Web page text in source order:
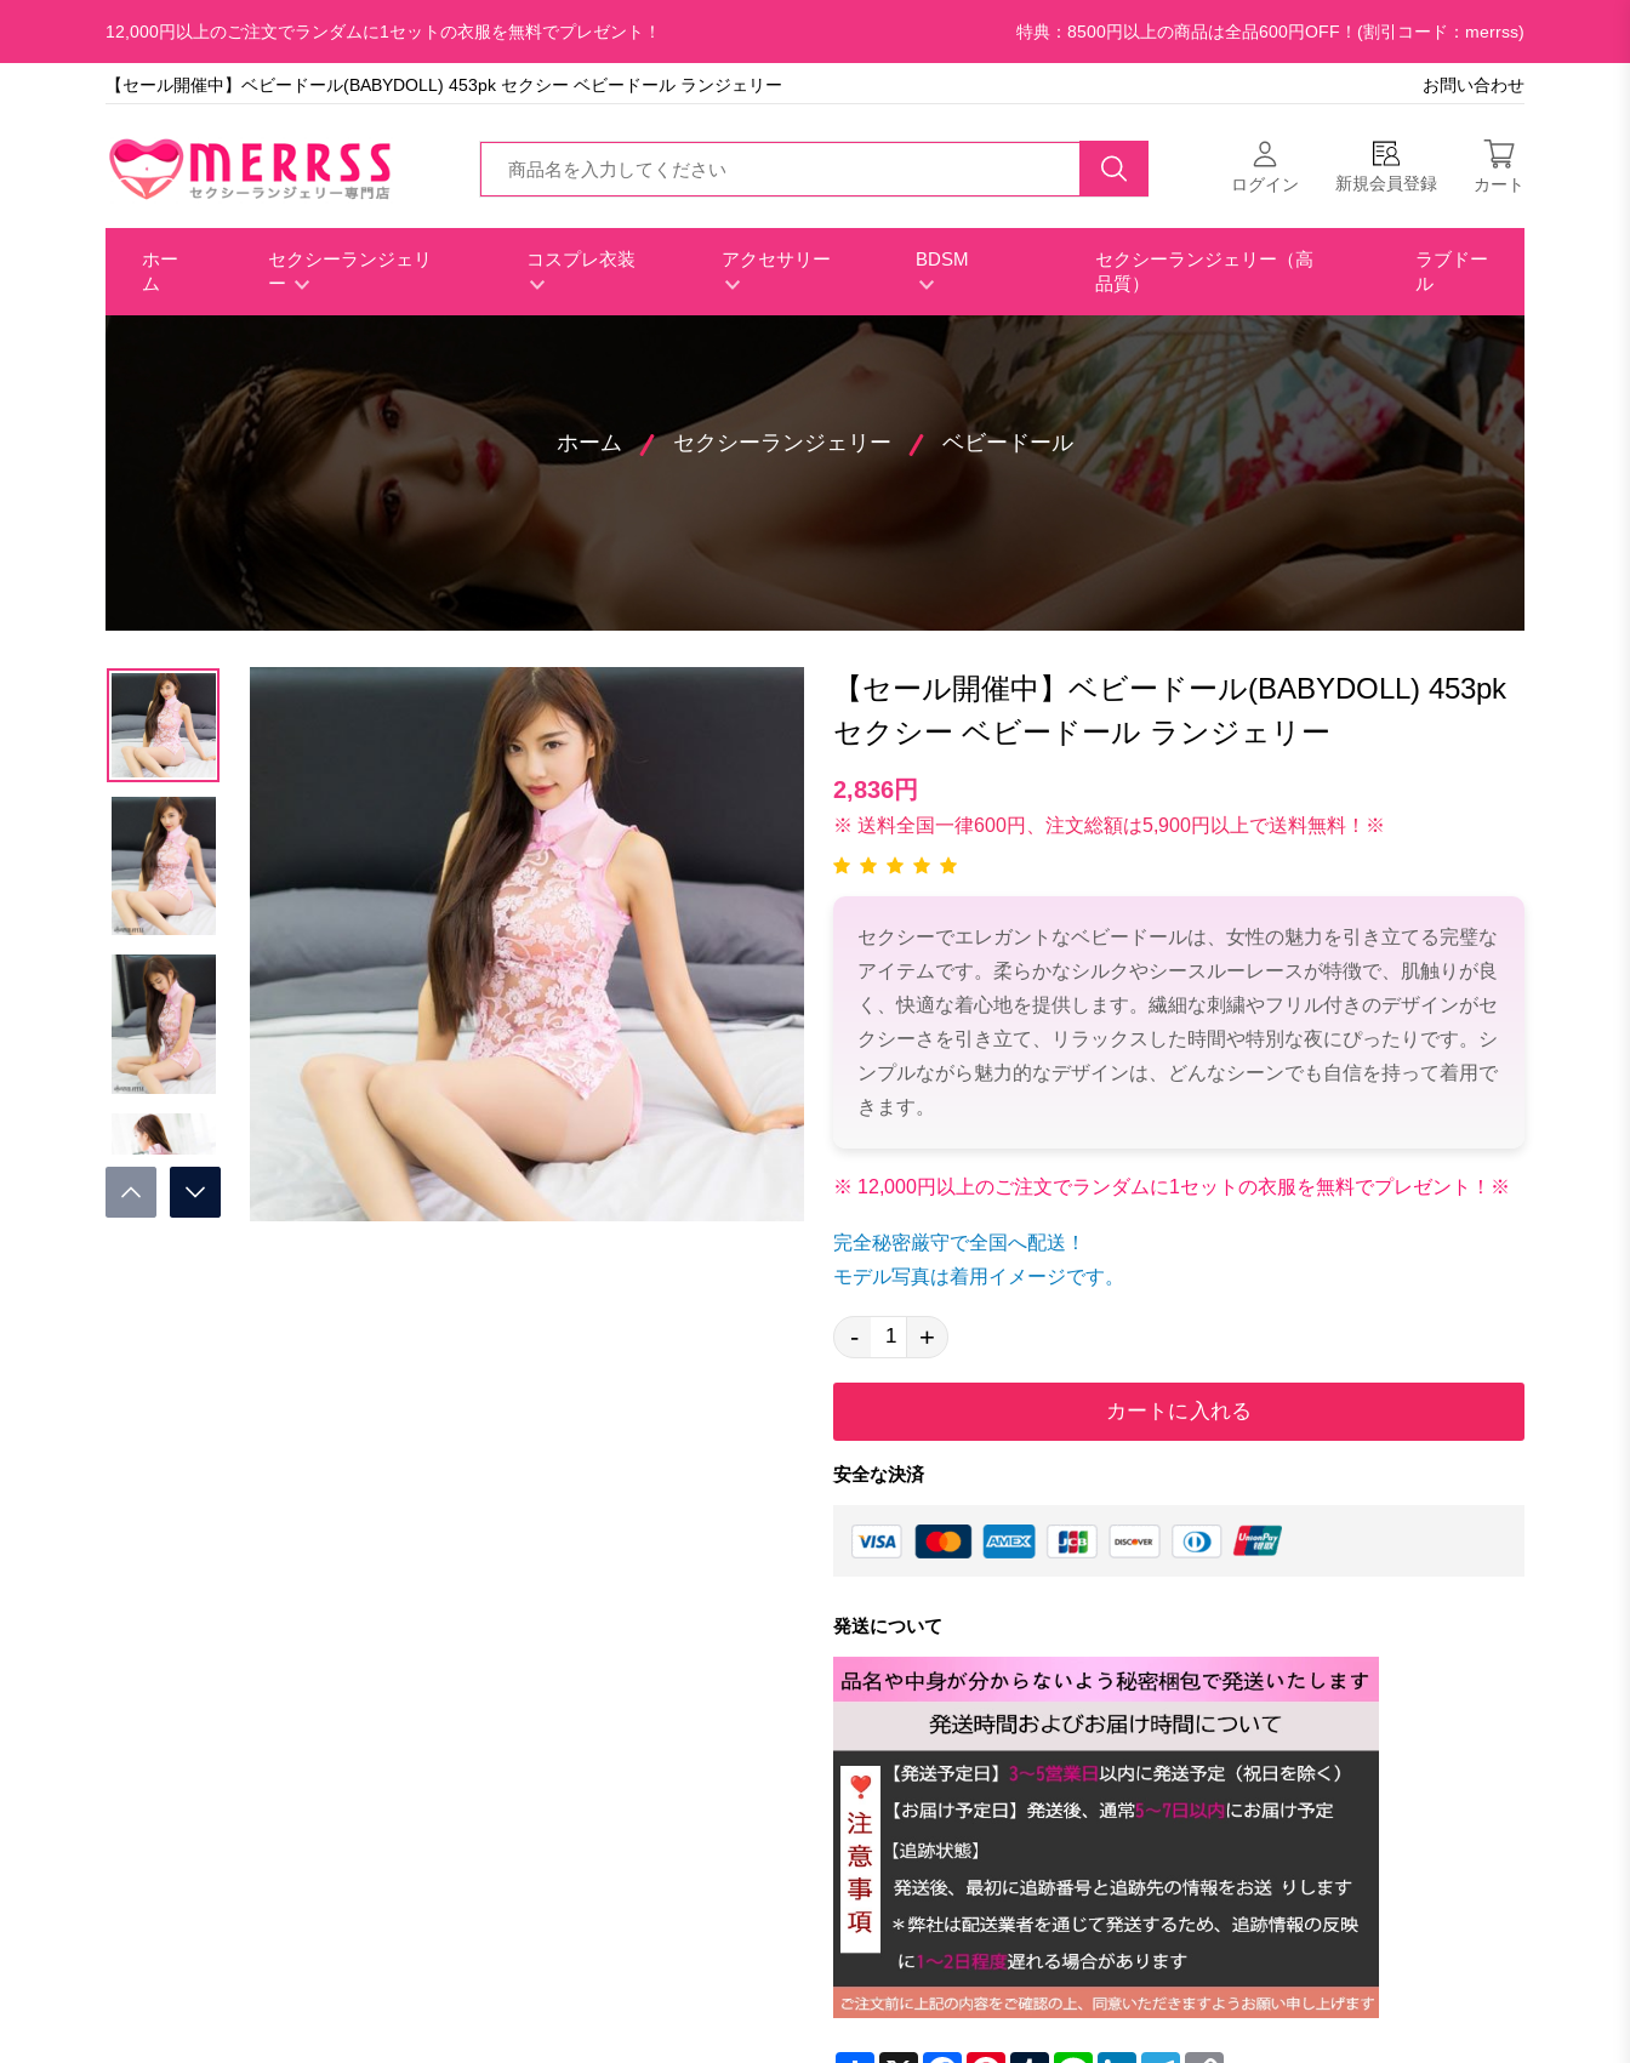
12,000円以上のご注文でランダムに1セットの衣服を無料でプレゼント！ 特典：8500円以上の商品は全品600円OFF！(割引コード：merrss)
【セール開催中】ベビードール(BABYDOLL) 453pk セクシー ベビードール ランジェリー お問い合わせ
ログイン 新規会員登録 カート
ホー
ム
セクシーランジェリ
ー
コスプレ衣装 アクセサリー BDSM
セクシーランジェリー（高
品質）
ラブドー
ル
ホーム セクシーランジェリー ベビードール
【セール開催中】ベビードール(BABYDOLL) 453pk
セクシー ベビードール ランジェリー
2,836円
※ 送料全国一律600円、注文総額は5,900円以上で送料無料！※
セクシーでエレガントなベビードールは、女性の魅力を引き立てる完璧な
アイテムです。柔らかなシルクやシースルーレースが特徴で、肌触りが良
く、快適な着心地を提供します。繊細な刺繍やフリル付きのデザインがセ
クシーさを引き立て、リラックスした時間や特別な夜にぴったりです。シ
ンプルながら魅力的なデザインは、どんなシーンでも自信を持って着用で
きます。
※ 12,000円以上のご注文でランダムに1セットの衣服を無料でプレゼント！※
完全秘密厳守で全国へ配送！
モデル写真は着用イメージです。
- +
カートに入れる
安全な決済
発送について